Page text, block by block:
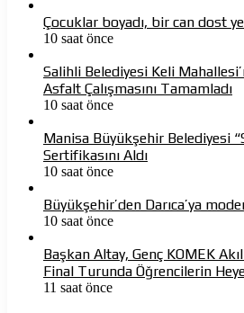
Çocuklar boyadı, bir can dost
10 saat önce
Salihli Belediyesi Keli
Asfalt Çalışmasını Tamamladı
10 saat önce
Manisa Büyükşehir Belediyesi
Sertifikasını Aldı
10 saat önce
Büyükşehir’den Darıca’ya
10 saat önce
Başkan Altay, Genç KOMEK
Final Turunda Öğrencilerin
11 saat önce